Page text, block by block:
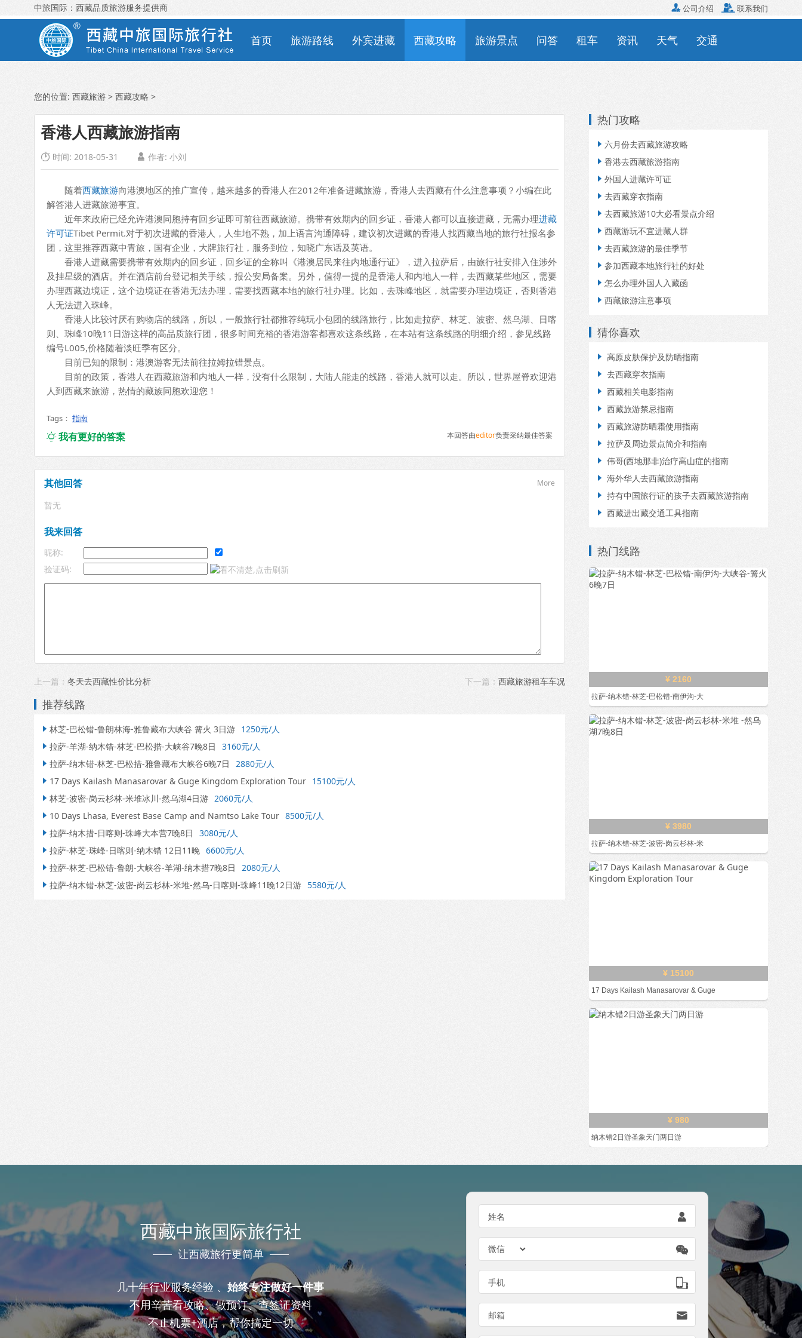
中旅国际：西藏品质旅游服务提供商 公司介绍  联系我们
首页 旅游路线 外宾进藏 西藏攻略 旅游景点 问答 租车 资讯 天气 交通
您的位置: 西藏旅游 > 西藏攻略 >
香港人西藏旅游指南
 时间: 2018-05-31  作者: 小刘
随着西藏旅游向港澳地区的推广宣传，越来越多的香港人在2012年准备进藏旅游，香港人去西藏有什么注意事项？小编在此
解答港人进藏旅游事宜。
近年来政府已经允许港澳同胞持有回乡证即可前往西藏旅游。携带有效期内的回乡证，香港人都可以直接进藏，无需办理进藏
许可证Tibet Permit.对于初次进藏的香港人，人生地不熟，加上语言沟通障碍，建议初次进藏的香港人找西藏当地的旅行社报名参
团，这里推荐西藏中青旅，国有企业，大牌旅行社，服务到位，知晓广东话及英语。
香港人进藏需要携带有效期内的回乡证，回乡证的全称叫《港澳居民来往内地通行证》，进入拉萨后，由旅行社安排入住涉外
及挂星级的酒店。并在酒店前台登记相关手续，报公安局备案。另外，值得一提的是香港人和内地人一样，去西藏某些地区，需要
办理西藏边境证，这个边境证在香港无法办理，需要找西藏本地的旅行社办理。比如，去珠峰地区，就需要办理边境证，否则香港
人无法进入珠峰。
香港人比较讨厌有购物店的线路，所以，一般旅行社都推荐纯玩小包团的线路旅行，比如走拉萨、林芝、波密、然乌湖、日喀
则、珠峰10晚11日游这样的高品质旅行团，很多时间充裕的香港游客都喜欢这条线路，在本站有这条线路的明细介绍，参见线路
编号L005,价格随着淡旺季有区分。
目前已知的限制：港澳游客无法前往拉姆拉错景点。
目前的政策，香港人在西藏旅游和内地人一样，没有什么限制，大陆人能走的线路，香港人就可以走。所以，世界屋脊欢迎港
人到西藏来旅游，热情的藏族同胞欢迎您！
Tags： 指南
我有更好的答案 本回答由editor负责采纳最佳答案
其他回答 More
暂无
我来回答
昵称:
验证码:
上一篇： 冬天去西藏性价比分析 下一篇： 西藏旅游租车车况
推荐线路
 林芝-巴松错-鲁朗林海-雅鲁藏布大峡谷 篝火 3日游 1250元/人
 拉萨-羊湖-纳木错-林芝-巴松措-大峡谷7晚8日 3160元/人
 拉萨-纳木错-林芝-巴松措-雅鲁藏布大峡谷6晚7日 2880元/人
 17 Days Kailash Manasarovar & Guge Kingdom Exploration Tour 15100元/人
 林芝-波密-岗云杉林-米堆冰川-然乌湖4日游 2060元/人
 10 Days Lhasa, Everest Base Camp and Namtso Lake Tour 8500元/人
 拉萨-纳木措-日喀则-珠峰大本营7晚8日 3080元/人
 拉萨-林芝-珠峰-日喀则-纳木错 12日11晚 6600元/人
 拉萨-林芝-巴松错-鲁朗-大峡谷-羊湖-纳木措7晚8日 2080元/人
 拉萨-纳木错-林芝-波密-岗云杉林-米堆-然乌-日喀则-珠峰11晚12日游 5580元/人
热门攻略
 六月份去西藏旅游攻略
 香港去西藏旅游指南
 外国人进藏许可证
 去西藏穿衣指南
 去西藏旅游10大必看景点介绍
 西藏游玩不宜进藏人群
 去西藏旅游的最佳季节
 参加西藏本地旅行社的好处
 怎么办理外国人入藏函
 西藏旅游注意事项
猜你喜欢
 高原皮肤保护及防晒指南
 去西藏穿衣指南
 西藏相关电影指南
 西藏旅游禁忌指南
 西藏旅游防晒霜使用指南
 拉萨及周边景点简介和指南
 伟哥(西地那非)治疗高山症的指南
 海外华人去西藏旅游指南
 持有中国旅行证的孩子去西藏旅游指南
 西藏进出藏交通工具指南
热门线路
¥ 2160
拉萨-纳木错-林芝-巴松错-南伊沟-大
¥ 3980
拉萨-纳木错-林芝-波密-岗云杉林-米
¥ 15100
17 Days Kailash Manasarovar & Guge
¥ 980
纳木错2日游圣象天门两日游
西藏中旅国际旅行社
让西藏旅行更简单
几十年行业服务经验 、始终专注做好一件事
不用辛苦看攻略、做预订、查签证资料
不止机票+酒店，帮你搞定一切
姓名 

手机 
邮箱 